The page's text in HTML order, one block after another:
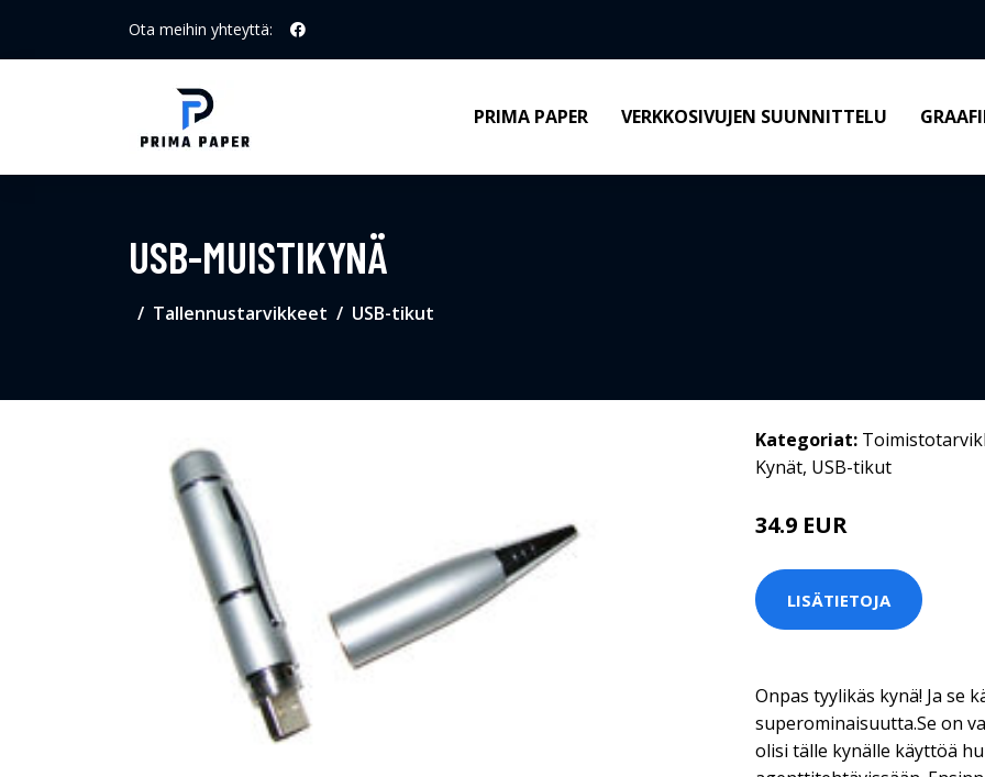
Ota meihin yhteyttä:
PRIMA PAPER VERKKOSIVUJEN SUUNNITTELU
USB-MUISTIKYNÄ
Tallennustarvikkeet USB-tikut
Kategoriat:
Kynät, USB-tikut
34.9 EUR
LISÄTIETOJA
Onpas tyylikäs kynä! Ja se
superominaisuutta.Se on
olisi tälle kynälle käyttöä